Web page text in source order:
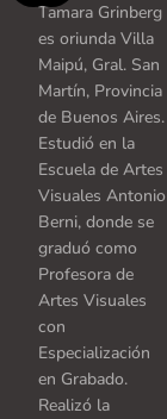
Tamara Grinberg
es oriunda Villa
Maipú, Gral. San
Martín, Provincia
de Buenos Aires.
Estudió en la
Escuela de Artes
Visuales Antonio
Berni, donde se
graduó como
Profesora de
Artes Visuales
con
Especialización
en Grabado.
Realizó la